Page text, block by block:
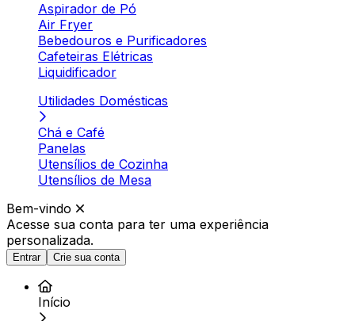
Aspirador de Pó
Air Fryer
Bebedouros e Purificadores
Cafeteiras Elétricas
Liquidificador
Utilidades Domésticas
Chá e Café
Panelas
Utensílios de Cozinha
Utensílios de Mesa
Bem-vindo
Acesse sua conta para ter uma experiência
personalizada.
Entrar Crie sua conta
Início